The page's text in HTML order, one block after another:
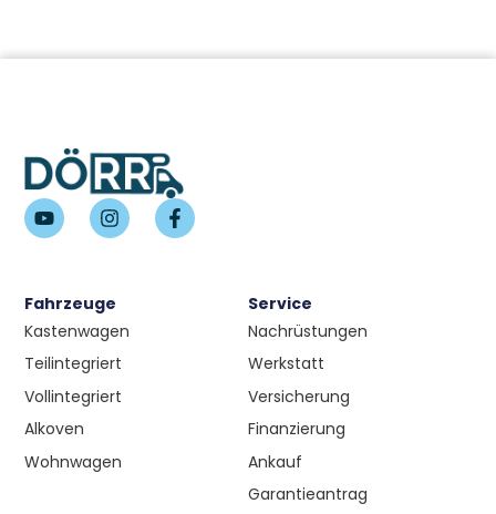
Fahrzeuge
Kastenwagen
Teilintegriert
Vollintegriert
Alkoven
Wohnwagen
Service
Nachrüstungen
Werkstatt
Versicherung
Finanzierung
Ankauf
Garantieantrag